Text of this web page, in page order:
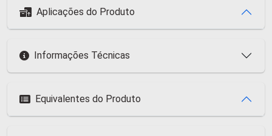
Aplicações do Produto
Informações Técnicas
Equivalentes do Produto